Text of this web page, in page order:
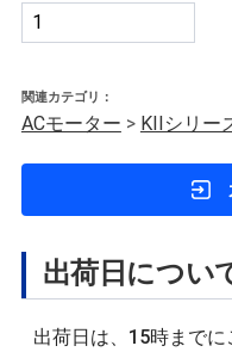
関連カテゴリ：
ACモーター > KIIシリー
出荷日につい
出荷日は、15時まで